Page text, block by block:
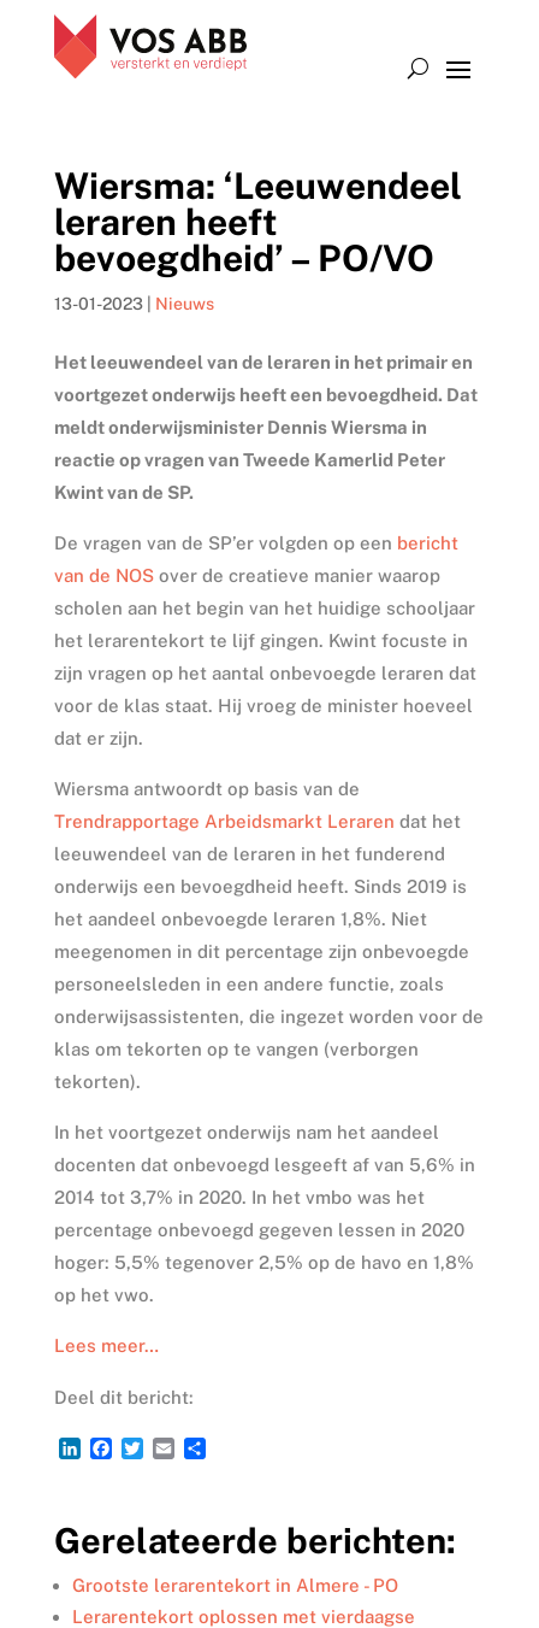
Wiersma: ‘Leeuwendeel
leraren heeft
bevoegdheid’ – PO/VO
13-01-2023| Nieuws
Het leeuwendeel van de leraren in het primair en
voortgezet onderwijs heeft een bevoegdheid. Dat
meldt onderwijsminister Dennis Wiersma in
reactie op vragen van Tweede Kamerlid Peter
Kwint van de SP.
De vragen van de SP’er volgden op een bericht
van de NOSover de creatieve manier waarop
scholen aan het begin van het huidige schooljaar
het lerarentekort te lijf gingen. Kwint focuste in
zijn vragen op het aantal onbevoegde leraren dat
voor de klas staat. Hij vroeg de minister hoeveel
dat er zijn.
Wiersma antwoordt op basis van de
Trendrapportage Arbeidsmarkt Leraren dat het
leeuwendeel van de leraren in het funderend
onderwijs een bevoegdheid heeft. Sinds 2019 is
het aandeel onbevoegde leraren 1,8%. Niet
meegenomen in dit percentage zijn onbevoegde
personeelsleden in een andere functie, zoals
onderwijsassistenten, die ingezet worden voor de
klas om tekorten op te vangen (verborgen
tekorten).
In het voortgezet onderwijs nam het aandeel
docenten dat onbevoegd lesgeeft af van 5,6% in
2014 tot 3,7% in 2020. In het vmbo was het
percentage onbevoegd gegeven lessen in 2020
hoger: 5,5% tegenover 2,5% op de havo en 1,8%
op het vwo.
Lees meer…
Deel dit bericht:
L
e
d
I
n
F
b
o
o
k
T
t
e
r
E
l
D
n
Gerelateerde berichten:
Grootste lerarentekort in Almere - PO
Lerarentekort oplossen met vierdaagse